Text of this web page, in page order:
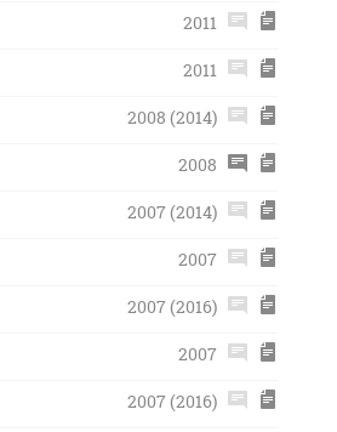
2011
2011
2008 (2014)
2008
2007 (2014)
2007
2007 (2016)
2007
2007 (2016)